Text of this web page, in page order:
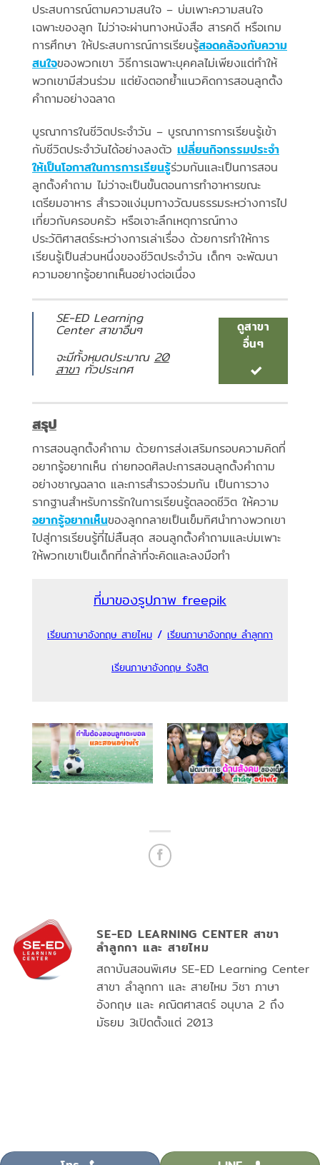
ประสบการณ์ตามความสนใจ – บ่มเพาะความสนใจ
เฉพาะของลูก ไม่ว่าจะผ่านทางหนังสือ สารคดี หรือเกม
การศึกษา ให้ประสบการณ์การเรียนรู้สอดคล้องกับความ
สนใจของพวกเขา วิธีการเฉพาะบุคคลไม่เพียงแต่ทำให้
พวกเขามีส่วนร่วม แต่ยังตอกย้ำแนวคิดการสอนลูกตั้ง
คำถามอย่างฉลาด
บูรณาการในชีวิตประจำวัน – บูรณาการการเรียนรู้เข้า
กับชีวิตประจำวันได้อย่างลงตัว เปลี่ยนกิจกรรมประจำ
ให้เป็นโอกาสในการการเรียนรู้ร่วมกันและเป็นการสอน
ลูกตั้งคำถาม ไม่ว่าจะเป็นขั้นตอนการทำอาหารขณะ
เตรียมอาหาร สำรวจแง่มุมทางวัฒนธรรมระหว่างการไป
เที่ยวกับครอบครัว หรือเจาะลึกเหตุการณ์ทาง
ประวัติศาสตร์ระหว่างการเล่าเรื่อง ด้วยการทำให้การ
เรียนรู้เป็นส่วนหนึ่งของชีวิตประจำวัน เด็กๆ จะพัฒนา
ความอยากรู้อยากเห็นอย่างต่อเนื่อง
SE-ED Learning
Center สาขาอื่นๆ
จะมีทั้งหมดประมาณ 20
สาขาทั่วประเทศ
ดูสาขา
อื่นๆ
สรุป
การสอนลูกตั้งคำถาม ด้วยการส่งเสริมกรอบความคิดที่
อยากรู้อยากเห็น ถ่ายทอดศิลปะการสอนลูกตั้งคำถาม
อย่างชาญฉลาด และการสำรวจร่วมกัน เป็นการวาง
รากฐานสำหรับการรักในการเรียนรู้ตลอดชีวิต ให้ความ
อยากรู้อยากเห็นของลูกกลายเป็นเข็มทิศนำทางพวกเขา
ไปสู่การเรียนรู้ที่ไม่สิ้นสุด สอนลูกตั้งคำถามและบ่มเพาะ
ให้พวกเขาเป็นเด็กที่กล้าที่จะคิดและลงมือทำ
ที่มาของรูปภาพ freepik
เรียนภาษาอังกฤษ สายไหม / เรียนภาษาอังกฤษ ลำลูกกา
เรียนภาษาอังกฤษ รังสิต
SE-ED LEARNING CENTER สาขา
ลำลูกกา และ สายไหม
สถาบันสอนพิเศษ SE-ED Learning Center
สาขา ลำลูกกา และ สายไหม วิชา ภาษา
อังกฤษ และ คณิตศาสตร์ อนุบาล 2 ถึง
มัธยม 3เปิดตั้งแต่ 2013